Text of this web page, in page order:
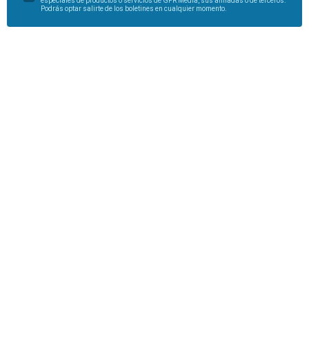
Podrás optar salirte de los boletines en cualquier momento.